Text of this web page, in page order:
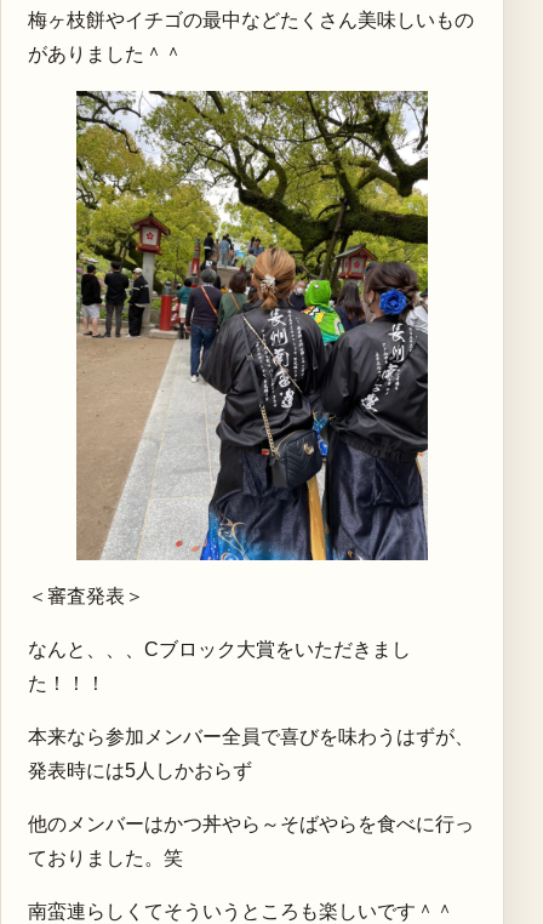
梅ヶ枝餅やイチゴの最中などたくさん美味しいもの
がありました＾＾
＜審査発表＞
なんと、、、Cブロック大賞をいただきまし
た！！！
本来なら参加メンバー全員で喜びを味わうはずが、
発表時には5人しかおらず
他のメンバーはかつ丼やら～そばやらを食べに行っ
ておりました。笑
南蛮連らしくてそういうところも楽しいです＾＾